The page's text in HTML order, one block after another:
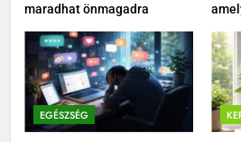
maradhat önmagadra
EGÉSZSÉG